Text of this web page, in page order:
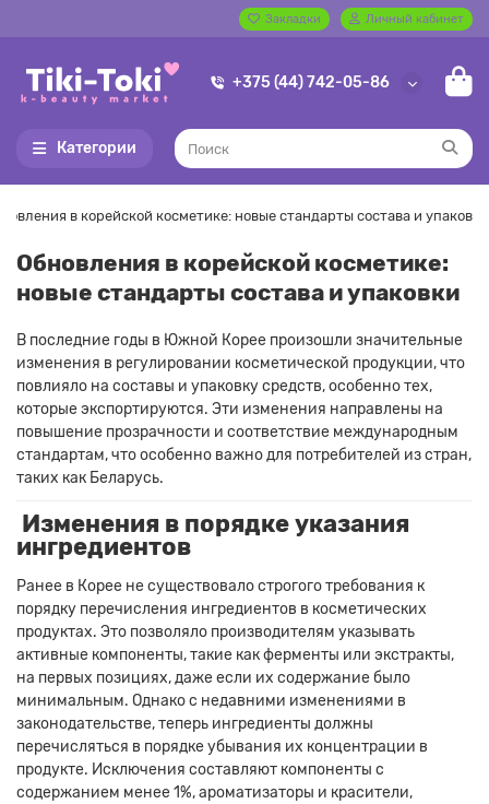
Закладки Личный кабинет
+375 (44) 742-05-86
Категории
в корейской косметике: новые стандарты состава и упаковки
Обновления в корейской косметике:
новые стандарты состава и упаковки
В последние годы в Южной Корее произошли значительные
изменения в регулировании косметической продукции, что
повлияло на составы и упаковку средств, особенно тех,
которые экспортируются. Эти изменения направлены на
повышение прозрачности и соответствие международным
стандартам, что особенно важно для потребителей из стран,
таких как Беларусь.
Изменения в порядке указания
ингредиентов
Ранее в Корее не существовало строгого требования к
порядку перечисления ингредиентов в косметических
продуктах. Это позволяло производителям указывать
активные компоненты, такие как ферменты или экстракты,
на первых позициях, даже если их содержание было
минимальным. Однако с недавними изменениями в
законодательстве, теперь ингредиенты должны
перечисляться в порядке убывания их концентрации в
продукте. Исключения составляют компоненты с
содержанием менее 1%, ароматизаторы и красители,